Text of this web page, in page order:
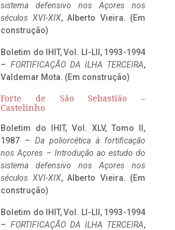
sistema defensivo nos Açores nos
séculos XVI-XIX, Alberto Vieira. (Em
construção)
Boletim do IHIT, Vol. LI-LII, 1993-1994
– FORTIFICAÇÃO DA ILHA TERCEIRA,
Valdemar Mota. (Em construção)
Forte de São Sebastião –
Castelinho
Boletim do IHIT, Vol. XLV, Tomo II,
1987 – Da poliorcética à fortificação
nos Açores – Introdução ao estudo do
sistema defensivo nos Açores nos
séculos XVI-XIX, Alberto Vieira. (Em
construção)
Boletim do IHIT, Vol. LI-LII, 1993-1994
– FORTIFICAÇÃO DA ILHA TERCEIRA,